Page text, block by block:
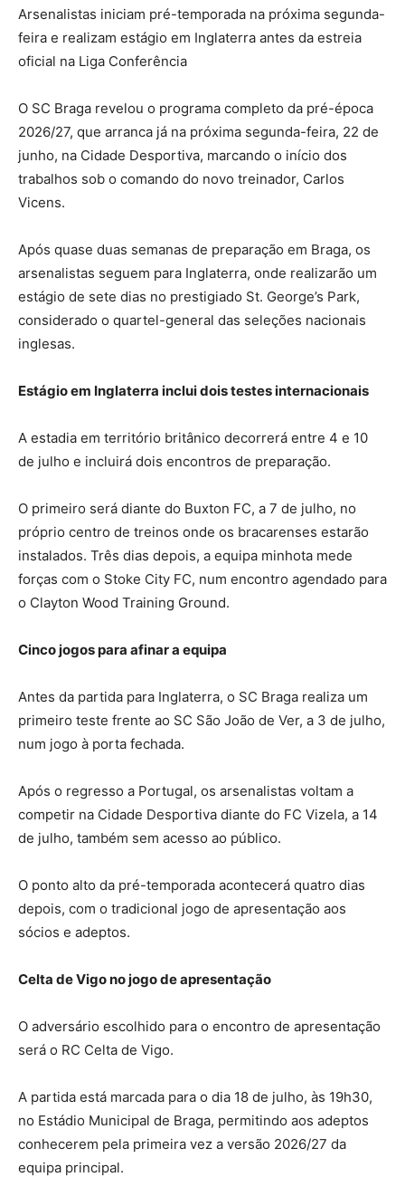
Arsenalistas iniciam pré-temporada na próxima segunda-
feira e realizam estágio em Inglaterra antes da estreia
oficial na Liga Conferência
O SC Braga revelou o programa completo da pré-época
2026/27, que arranca já na próxima segunda-feira, 22 de
junho, na Cidade Desportiva, marcando o início dos
trabalhos sob o comando do novo treinador, Carlos
Vicens.
Após quase duas semanas de preparação em Braga, os
arsenalistas seguem para Inglaterra, onde realizarão um
estágio de sete dias no prestigiado St. George’s Park,
considerado o quartel-general das seleções nacionais
inglesas.
Estágio em Inglaterra inclui dois testes internacionais
A estadia em território britânico decorrerá entre 4 e 10
de julho e incluirá dois encontros de preparação.
O primeiro será diante do Buxton FC, a 7 de julho, no
próprio centro de treinos onde os bracarenses estarão
instalados. Três dias depois, a equipa minhota mede
forças com o Stoke City FC, num encontro agendado para
o Clayton Wood Training Ground.
Cinco jogos para afinar a equipa
Antes da partida para Inglaterra, o SC Braga realiza um
primeiro teste frente ao SC São João de Ver, a 3 de julho,
num jogo à porta fechada.
Após o regresso a Portugal, os arsenalistas voltam a
competir na Cidade Desportiva diante do FC Vizela, a 14
de julho, também sem acesso ao público.
O ponto alto da pré-temporada acontecerá quatro dias
depois, com o tradicional jogo de apresentação aos
sócios e adeptos.
Celta de Vigo no jogo de apresentação
O adversário escolhido para o encontro de apresentação
será o RC Celta de Vigo.
A partida está marcada para o dia 18 de julho, às 19h30,
no Estádio Municipal de Braga, permitindo aos adeptos
conhecerem pela primeira vez a versão 2026/27 da
equipa principal.